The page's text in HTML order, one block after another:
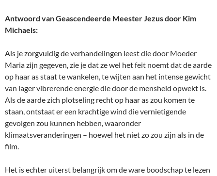
Antwoord van Geascendeerde Meester Jezus door Kim
Michaels:
Als je zorgvuldig de verhandelingen leest die door Moeder
Maria zijn gegeven, zie je dat ze wel het feit noemt dat de aarde
op haar as staat te wankelen, te wijten aan het intense gewicht
van lager vibrerende energie die door de mensheid opwekt is.
Als de aarde zich plotseling recht op haar as zou komen te
staan, ontstaat er een krachtige wind die vernietigende
gevolgen zou kunnen hebben, waaronder
klimaatsveranderingen – hoewel het niet zo zou zijn als in de
film.
Het is echter uiterst belangrijk om de ware boodschap te lezen